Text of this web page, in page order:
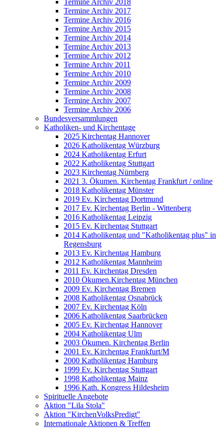
Termine Archiv 2018
Termine Archiv 2017
Termine Archiv 2016
Termine Archiv 2015
Termine Archiv 2014
Termine Archiv 2013
Termine Archiv 2012
Termine Archiv 2011
Termine Archiv 2010
Termine Archiv 2009
Termine Archiv 2008
Termine Archiv 2007
Termine Archiv 2006
Bundesversammlungen
Katholiken- und Kirchentage
2025 Kirchentag Hannover
2026 Katholikentag Würzburg
2024 Katholikentag Erfurt
2022 Katholikentag Stuttgart
2023 Kirchentag Nürnberg
2021 3. Ökumen. Kirchentag Frankfurt / online
2018 Katholikentag Münster
2019 Ev. Kirchentag Dortmund
2017 Ev. Kirchentag Berlin - Wittenberg
2016 Katholikentag Leipzig
2015 Ev. Kirchentag Stuttgart
2014 Katholikentag und "Katholikentag plus" in
Regensburg
2013 Ev. Kirchentag Hamburg
2012 Katholikentag Mannheim
2011 Ev. Kirchentag Dresden
2010 Ökumen.Kirchentag München
2009 Ev. Kirchentag Bremen
2008 Katholikentag Osnabrück
2007 Ev. Kirchentag Köln
2006 Katholikentag Saarbrücken
2005 Ev. Kirchentag Hannover
2004 Katholikentag Ulm
2003 Ökumen. Kirchentag Berlin
2001 Ev. Kirchentag Frankfurt/M
2000 Katholikentag Hamburg
1999 Ev. Kirchentag Stuttgart
1998 Katholikentag Mainz
1996 Kath. Kongress Hildesheim
Spirituelle Angebote
Aktion "Lila Stola"
Aktion "KirchenVolksPredigt"
Internationale Aktionen & Treffen